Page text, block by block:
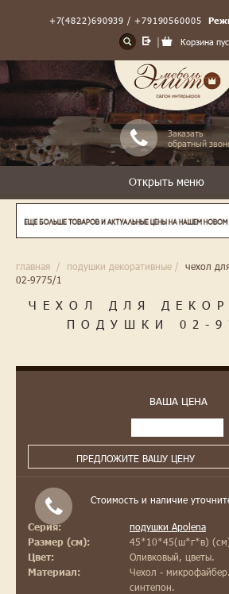
+7(4822)690939 / +79190560005
Заказать
обратный
Корзина
Открыть меню
главная / подушки декоративные / чехол
02-9775/1
ЧЕХОЛ ДЛЯ
ПОДУШКИ 02-
ВАША ЦЕНА
ПРЕДЛОЖИТЕ ВАШУ ЦЕНУ
Стоимость и наличие
Серия: подушки Apolena
Размер (см): 45*10*45(ш*г*в)
Цвет: Оливковый, цветы.
Материал:
Чехол -
синтепон.